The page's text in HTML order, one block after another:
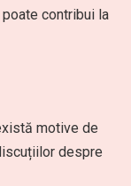
contribui la
motive de
despre